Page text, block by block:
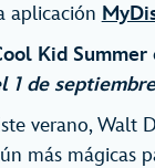
aplicación
Kid
1 de
verano, Walt
más mágicas